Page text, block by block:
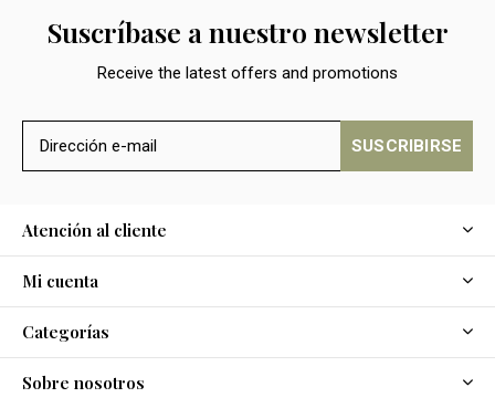
Suscríbase a nuestro newsletter
Receive the latest offers and promotions
SUSCRIBIRSE
Atención al cliente
Mi cuenta
Categorías
Sobre nosotros